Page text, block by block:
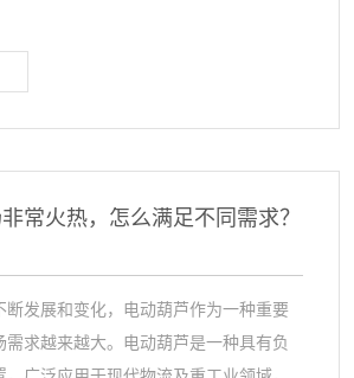
常火热，怎么满足不同需求？
断发展和变化，电动葫芦作为一种重要
需求越来越大。电动葫芦是一种具有负